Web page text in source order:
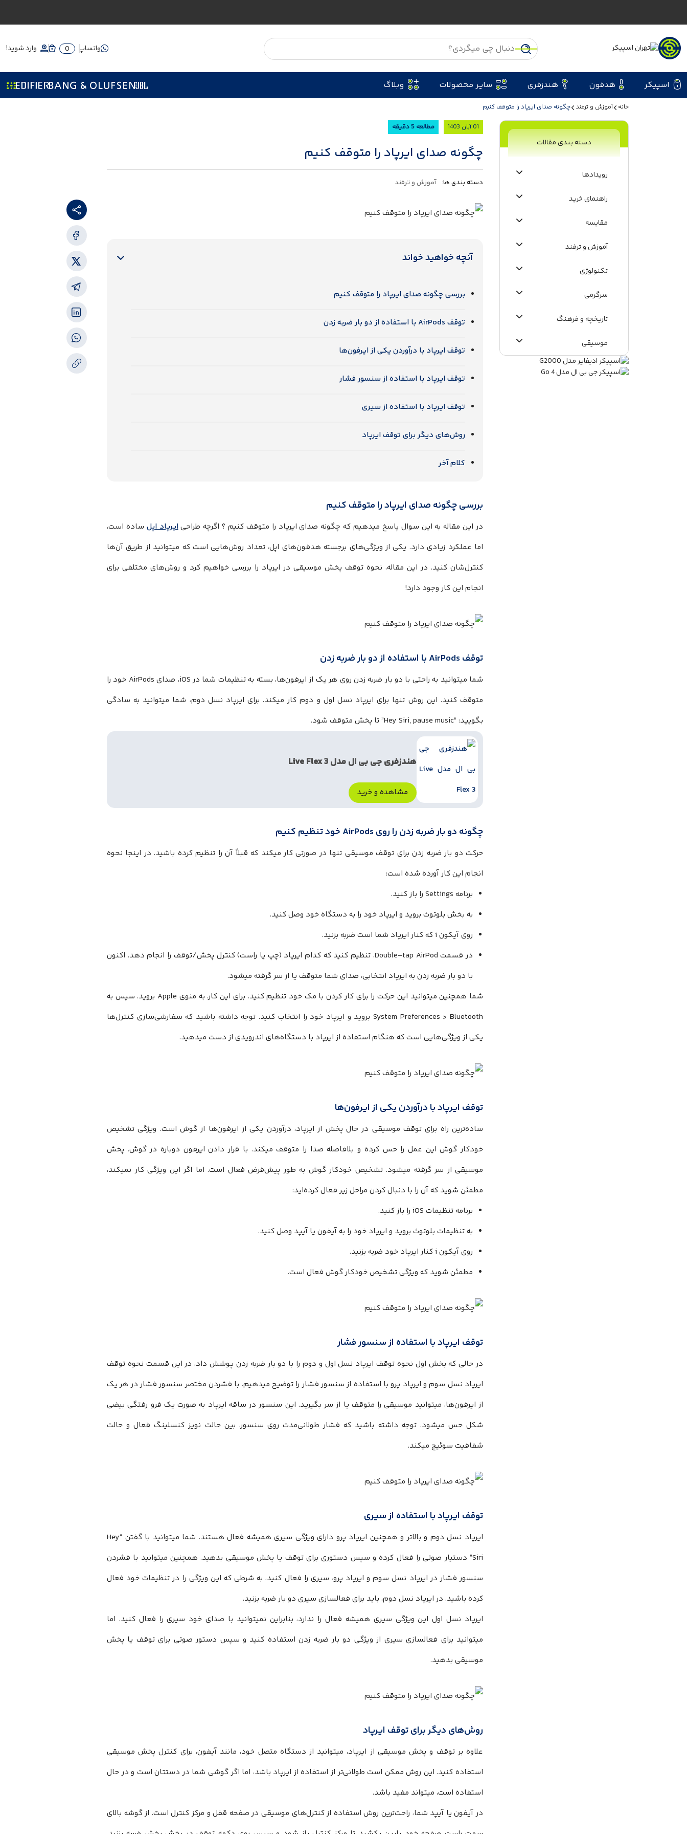
واتساپ 0 وارد شوید!
اسپیکر هدفون هندزفری سایر محصولات وبلاگ
خانه آموزش و ترفند چگونه صدای ایرپاد را متوقف کنیم
دسته بندی مقالات
رویدادها
راهنمای خرید
مقایسه
آموزش و ترفند
تکنولوژی
سرگرمی
تاریخچه و فرهنگ
موسیقی
اطلاعات عمومی
01 آبان 1403 مطالعه 5 دقیقه
چگونه صدای ایرپاد را متوقف کنیم
دسته بندی ها: آموزش و ترفند
آنچه خواهید خواند
بررسی چگونه صدای ایرپاد را متوقف کنیم
توقف AirPods با استفاده از دو بار ضربه زدن
توقف ایرپاد با درآوردن یکی از ایرفون‌ها
توقف ایرپاد با استفاده از سنسور فشار
توقف ایرپاد با استفاده از سیری
روش‌های دیگر برای توقف ایرپاد
کلام آخر
بررسی چگونه صدای ایرپاد را متوقف کنیم
در این مقاله به این سوال پاسخ میدهیم که چگونه صدای ایرپاد را متوقف کنیم ؟ اگرچه طراحیایرپاد اپل ساده است،
اما عملکرد زیادی دارد. یکی از ویژگی‌های برجسته هدفون‌های اپل، تعداد روش‌هایی است که میتوانید از طریق آن‌ها
کنترل‌شان کنید. در این مقاله، نحوه توقف پخش موسیقی در ایرپاد را بررسی خواهیم کرد و روش‌های مختلفی برای
انجام این کار وجود دارد!
توقف AirPods با استفاده از دو بار ضربه زدن
شما میتوانید به راحتی با دو بار ضربه زدن روی هر یک از ایرفون‌ها، بسته به تنظیمات شما در iOS، صدای AirPods خود را
متوقف کنید. این روش تنها برای ایرپاد نسل اول و دوم کار میکند. برای ایرپاد نسل دوم، شما میتوانید به سادگی
بگویید: “Hey Siri, pause music” تا پخش متوقف شود.
هندزفری جی بی ال مدل Live Flex 3
مشاهده و خرید
چگونه دو بار ضربه زدن را روی AirPods خود تنظیم کنیم
حرکت دو بار ضربه زدن برای توقف موسیقی تنها در صورتی کار میکند که قبلاً آن را تنظیم کرده باشید. در اینجا نحوه
انجام این کار آورده شده است:
برنامه Settings را باز کنید.
به بخش بلوتوث بروید و ایرپاد خود را به دستگاه خود وصل کنید.
روی آیکون i که کنار ایرپاد شما است ضربه بزنید.
در قسمت Double-tap AirPod، تنظیم کنید که کدام ایرپاد (چپ یا راست) کنترل پخش/توقف را انجام دهد. اکنون
با دو بار ضربه زدن به ایرپاد انتخابی، صدای شما متوقف یا از سر گرفته میشود.
شما همچنین میتوانید این حرکت را برای کار کردن با مک خود تنظیم کنید. برای این کار، به منوی Apple بروید، سپس به
System Preferences > Bluetooth بروید و ایرپاد خود را انتخاب کنید. توجه داشته باشید که سفارشی‌سازی کنترل‌ها
یکی از ویژگی‌هایی است که هنگام استفاده از ایرپاد با دستگاه‌های اندرویدی از دست میدهید.
توقف ایرپاد با درآوردن یکی از ایرفون‌ها
ساده‌ترین راه برای توقف موسیقی در حال پخش از ایرپاد، درآوردن یکی از ایرفون‌ها از گوش است. ویژگی تشخیص
خودکار گوش این عمل را حس کرده و بلافاصله صدا را متوقف میکند. با قرار دادن ایرفون دوباره در گوش، پخش
موسیقی از سر گرفته میشود. تشخیص خودکار گوش به طور پیش‌فرض فعال است. اما اگر این ویژگی کار نمیکند،
مطمئن شوید که آن را با دنبال کردن مراحل زیر فعال کرده‌اید:
برنامه تنظیمات iOS را باز کنید.
به تنظیمات بلوتوث بروید و ایرپاد خود را به آیفون یا آیپد وصل کنید.
روی آیکون i کنار ایرپاد خود ضربه بزنید.
مطمئن شوید که ویژگی تشخیص خودکار گوش فعال است.
توقف ایرپاد با استفاده از سنسور فشار
در حالی که بخش اول نحوه توقف ایرپاد نسل اول و دوم را با دو بار ضربه زدن پوشش داد، در این قسمت نحوه توقف
ایرپاد نسل سوم و ایرپاد پرو با استفاده از سنسور فشار را توضیح میدهیم. با فشردن مختصر سنسور فشار در هر یک
از ایرفون‌ها، میتوانید موسیقی را متوقف یا از سر بگیرید. این سنسور در ساقه ایرپاد به صورت یک فرو رفتگی بیضی
شکل حس میشود. توجه داشته باشید که فشار طولانی‌مدت روی سنسور، بین حالت نویز کنسلینگ فعال و حالت
شفافیت سوئیچ میکند.
توقف ایرپاد با استفاده از سیری
ایرپاد نسل دوم و بالاتر و همچنین ایرپاد پرو دارای ویژگی سیری همیشه فعال هستند. شما میتوانید با گفتن “Hey
Siri” دستیار صوتی را فعال کرده و سپس دستوری برای توقف یا پخش موسیقی بدهید. همچنین میتوانید با فشردن
سنسور فشار در ایرپاد نسل سوم و ایرپاد پرو، سیری را فعال کنید، به شرطی که این ویژگی را در تنظیمات خود فعال
کرده باشید. در ایرپاد نسل دوم، باید برای فعالسازی سیری دو بار ضربه بزنید.
ایرپاد نسل اول این ویژگی سیری همیشه فعال را ندارد، بنابراین نمیتوانید با صدای خود سیری را فعال کنید. اما
میتوانید برای فعالسازی سیری از ویژگی دو بار ضربه زدن استفاده کنید و سپس دستور صوتی برای توقف یا پخش
موسیقی بدهید.
روش‌های دیگر برای توقف ایرپاد
علاوه بر توقف و پخش موسیقی از ایرپاد، میتوانید از دستگاه متصل خود، مانند آیفون، برای کنترل پخش موسیقی
استفاده کنید. این روش ممکن است طولانی‌تر از استفاده از ایرپاد باشد، اما اگر گوشی شما در دستتان است و در حال
استفاده است، میتواند مفید باشد.
در آیفون یا آیپد شما، راحت‌ترین روش استفاده از کنترل‌های موسیقی در صفحه قفل و مرکز کنترل است. از گوشه بالای